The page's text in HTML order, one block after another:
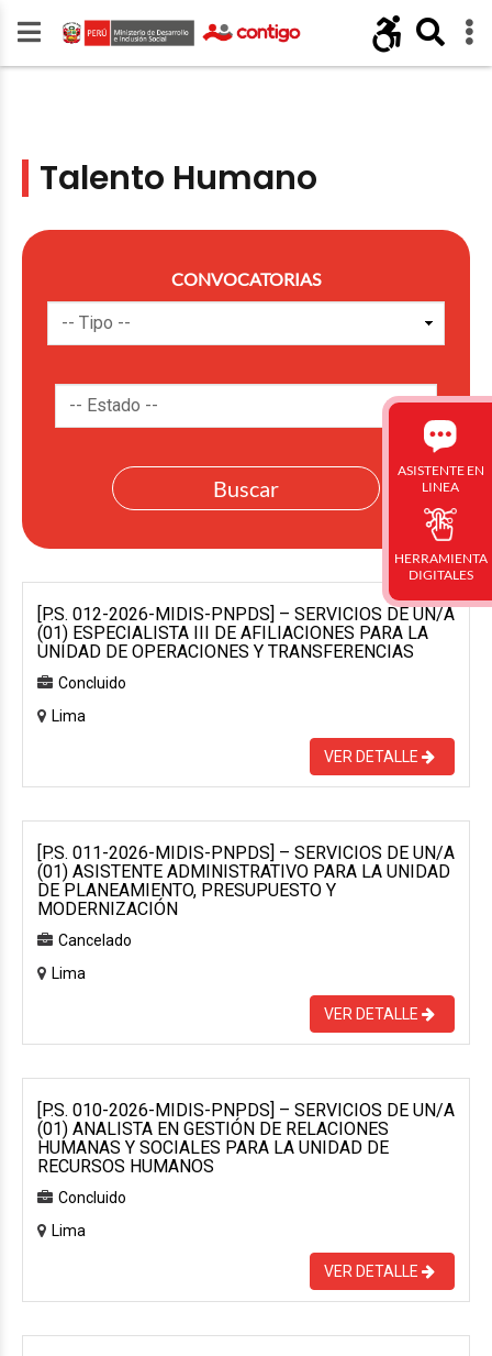
Talento Humano
CONVOCATORIAS
[P.S. 012-2026-MIDIS-PNPDS] – SERVICIOS DE UN/A
(01) ESPECIALISTA III DE AFILIACIONES PARA LA
UNIDAD DE OPERACIONES Y TRANSFERENCIAS
Concluido
Lima
VER DETALLE
[P.S. 011-2026-MIDIS-PNPDS] – SERVICIOS DE UN/A
(01) ASISTENTE ADMINISTRATIVO PARA LA UNIDAD
DE PLANEAMIENTO, PRESUPUESTO Y
MODERNIZACIÓN
Cancelado
Lima
VER DETALLE
[P.S. 010-2026-MIDIS-PNPDS] – SERVICIOS DE UN/A
(01) ANALISTA EN GESTIÓN DE RELACIONES
HUMANAS Y SOCIALES PARA LA UNIDAD DE
RECURSOS HUMANOS
Concluido
Lima
VER DETALLE
ASISTENTE EN
LINEA
HERRAMIENTA
DIGITALES